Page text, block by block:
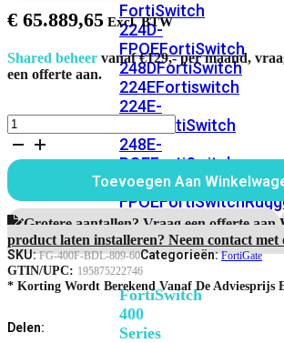
FortiSwitch
224D-
FPOEFortiSwitch
248DFortiSwitch
224EFortiswitch
224E-
FortiSwitch
248E-
POEFortiSwitch
248E-
FPOE
216F-
POE
FortiSwitch
400
Series
€ 65.889,65
Shared beheer vanaf €129,- per maand,
een offerte aan.
FortiGate
400F
Bundel
60
Maanden
Enterprise
Protection
aantal
Toevoegen Aan
Grotere aantallen? Vraag een offerte aan.
product laten installeren? Neem contact met
SKU:FG-400F-BDL-809-60Categorieën:FortiGate
GTIN/UPC: 195875222746
* Korting Wordt Berekend Vanaf De Adviesprijs
Delen: